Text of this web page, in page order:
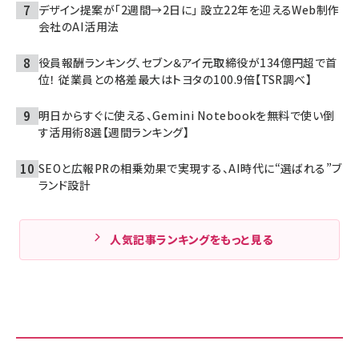
デザイン提案が「2週間→2日に」 設立22年を迎えるWeb制作
会社のAI活用法
役員報酬ランキング、セブン＆アイ元取締役が134億円超で首
位！ 従業員との格差最大はトヨタの100.9倍【TSR調べ】
明日からすぐに使える、Gemini Notebookを無料で使い倒
す活用術8選【週間ランキング】
SEOと広報PRの相乗効果で実現する、AI時代に“選ばれる”ブ
ランド設計
人気記事ランキングをもっと見る